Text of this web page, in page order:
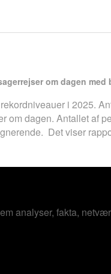
om dagen
i 2025.
om dagen. Antallet af
Det viser
analyser, fakta,